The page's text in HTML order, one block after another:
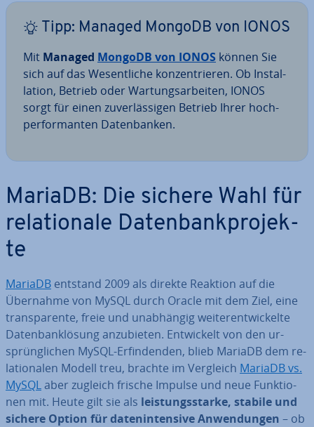
Tipp: Managed MongoDB von IONOS
Mit Managed MongoDB von IONOS können Sie
sich auf das We­sent­li­che kon­zen­trie­ren. Ob In­stal­
la­ti­on, Betrieb oder War­tungs­ar­bei­ten, IONOS
sorgt für einen zu­ver­läs­si­gen Betrieb Ihrer hoch­
per­for­man­ten Da­ten­ban­ken.
MariaDB: Die sichere Wahl für
re­la­tio­na­le Da­ten­bank­pro­jek­
te
MariaDB entstand 2009 als direkte Reaktion auf die
Übernahme von MySQL durch Oracle mit dem Ziel, eine
trans­pa­ren­te, freie und un­ab­hän­gig wei­ter­ent­wi­ckel­te
Da­ten­bank­lö­sung an­zu­bie­ten. Ent­wi­ckelt von den ur­
sprüng­li­chen MySQL-Er­fin­den­den, blieb MariaDB dem re­
la­tio­na­len Modell treu, brachte im Vergleich MariaDB vs.
MySQLaber zugleich frische Impulse und neue Funk­tio­
nen mit. Heute gilt sie als leis­tungs­star­ke, stabile und
sichere Option für da­ten­in­ten­si­ve An­wen­dun­gen – ob